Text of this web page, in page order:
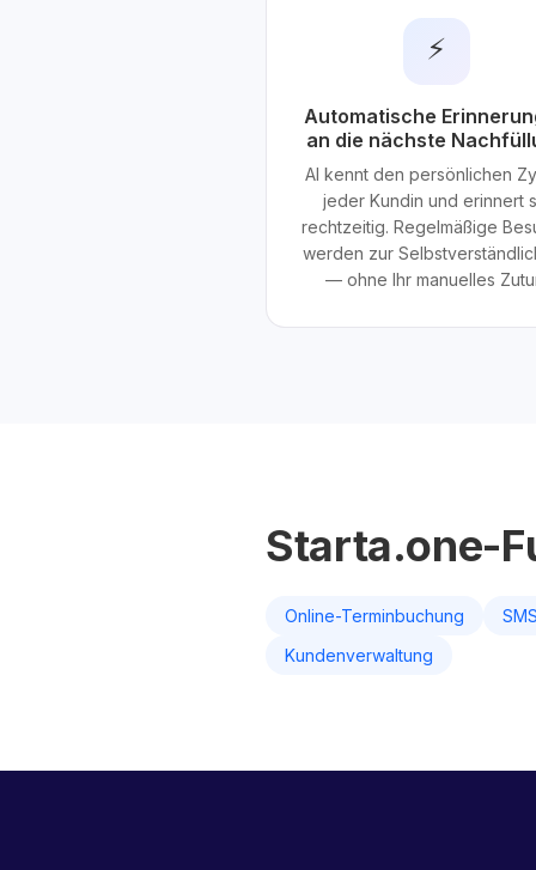
⚡
Automatische
an die nächste
AI kennt den persönlichen
jeder Kundin und erinnert
rechtzeitig. Regelmäßige
werden zur
— ohne Ihr manuelles
Starta.one-
Online-Terminbuchung
Kundenverwaltung